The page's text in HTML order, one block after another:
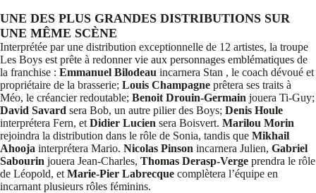
UNE DES PLUS GRANDES DISTRIBUTIONS SUR
UNE MÊME SCÈNE
Interprétée par une distribution exceptionnelle de 12 artistes, la troupe
Les Boys est prête à redonner vie aux personnages emblématiques de
la franchise : Emmanuel Bilodeau incarnera Stan , le coach dévoué et
propriétaire de la brasserie; Louis Champagne prêtera ses traits à
Méo, le créancier redoutable; Benoit Drouin-Germain jouera Ti-Guy;
David Savard sera Bob, un autre pilier des Boys; Denis Houle
interprétera Fern, et Didier Lucien sera Boisvert. Marilou Morin
rejoindra la distribution dans le rôle de Sonia, tandis que Mikhail
Ahooja interprétera Mario. Nicolas Pinson incarnera Julien, Gabriel
Sabourin jouera Jean-Charles, Thomas Derasp-Verge prendra le rôle
de Léopold, et Marie-Pier Labrecque complètera l’équipe en
incarnant plusieurs rôles féminins.